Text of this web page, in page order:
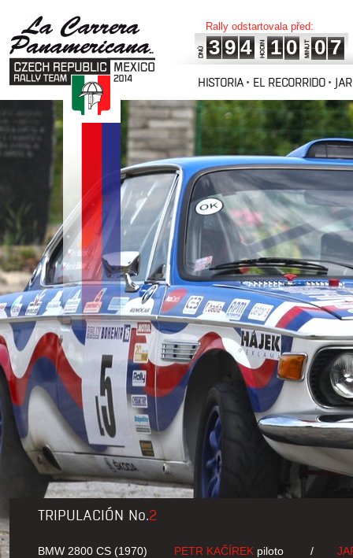
Rally odstartovala před:
3 9 4 1 0 0 7
HISTORIA EL RECORRIDO
TRIPULACIÓN No.2
BMW 2800 CS (1970) PETR KAČÍREK piloto /